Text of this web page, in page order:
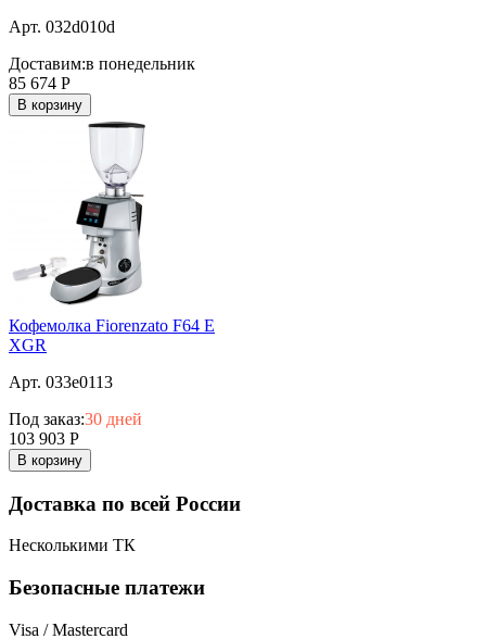
Арт. 032d010d
Доставим:в понедельник
85 674 Р
В корзину
Кофемолка Fiorenzato F64 E
XGR
Арт. 033e0113
Под заказ:30 дней
103 903 Р
В корзину
Доставка по всей России
Несколькими ТК
Безопасные платежи
Visa / Mastercard